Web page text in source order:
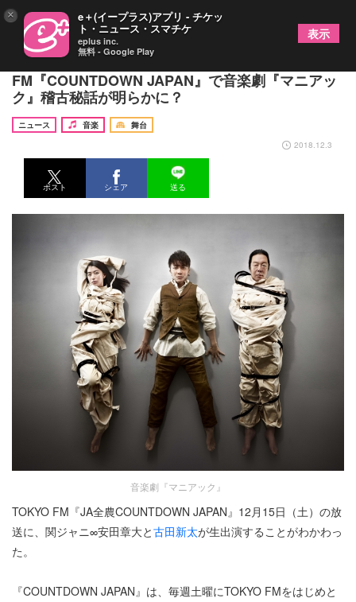
関ジャニ∞安田章大と古田新太が生出演 TOKYO
FM『COUNTDOWN JAPAN』で音楽劇『マニアッ
ク』稽古秘話が明らかに？
ニュース 音楽
舞台
2018.12.3
ポスト シェア 送る
音楽劇『マニアック』
TOKYO FM『JA全農COUNTDOWN JAPAN』12月15日（土）の放
送に、関ジャニ∞安田章大と古田新太が生出演することがわかわっ
た。
『COUNTDOWN JAPAN』は、毎週土曜にTOKYO FMをはじめと
× e＋(イープラス)アプリ - チケッ
ト・ニュース・スマチケ
eplus inc.
無料 - Google Play
表示